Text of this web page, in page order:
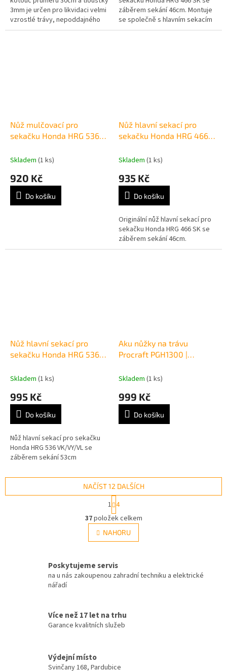
3mm je určen pro likvidaci velmi
vzrostlé trávy, nepoddajného
spletitého porostu, náletových
záběrem sekání 46cm. Montuje
se společně s hlavním sekacím
nožem a sekačka je tak
Nůž mulčovací pro
sekačku Honda HRG 536
Skladem (1 ks)
920 Kč
Do košíku
Nůž hlavní sekací pro
sekačku Honda HRG 466
Skladem (1 ks)
935 Kč
Do košíku
Originální nůž hlavní sekací pro
sekačku Honda HRG 466 SK se
záběrem sekání 46cm.
Nůž hlavní sekací pro
sekačku Honda HRG 536
Skladem (1 ks)
995 Kč
Do košíku
Nůž hlavní sekací pro sekačku
Honda HRG 536 VK/VY/VL se
záběrem sekání 53cm
Aku nůžky na trávu
Procraft PGH1300 |
Skladem (1 ks)
999 Kč
Do košíku
O
v
l
á
a
c
í
v
k
y
i
NAČÍST 12 DALŠÍCH
t
r
á
n
k
á
n
1 4
37položek celkem
NAHORU
Poskytujeme servis
na u nás zakoupenou zahradní techniku a elektrické
nářadí
Více než 17 let na trhu
Garance kvalitních služeb
Výdejní místo
Svinčany 168, Pardubice